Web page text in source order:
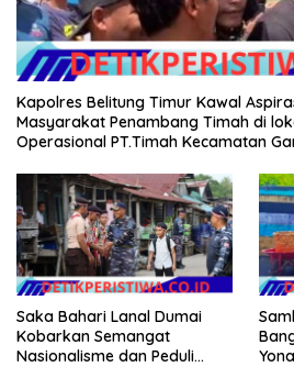
Kapolres Belitung Timur Kawal
Masyarakat Penambang Timah di
Operasional PT.Timah Kecamatan
Saka Bahari Lanal Dumai
Kobarkan Semangat
Nasionalisme dan Peduli